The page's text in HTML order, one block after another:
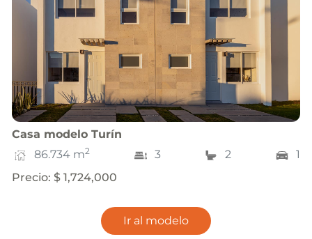
Casa modelo Turín
86.734 m2 3 2
1
Precio: $ 1,724,000
Ir al modelo